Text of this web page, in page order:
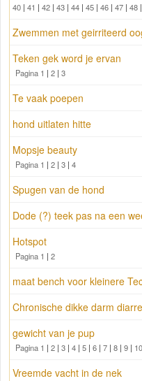
40 | 41 | 42 | 43 | 44 | 45 | 46 | 47 | 48 |
Zwemmen met geirriteerd
Teken gek word je ervan
Pagina 1 | 2 | 3
Te vaak poepen
hond uitlaten hitte
Mopsje beauty
Pagina 1 | 2 | 3 | 4
Spugen van de hond
Dode (?) teek pas na een
Hotspot
Pagina 1 | 2
maat bench voor kleinere
Chronische dikke darm
gewicht van je pup
Pagina 1 | 2 | 3 | 4 | 5 | 6 | 7 | 8 | 9 | 10
Vreemde vacht in de nek